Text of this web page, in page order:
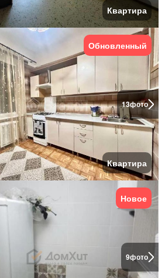
Квартира
13фото
Обновленный
Квартира
9фото
Новое